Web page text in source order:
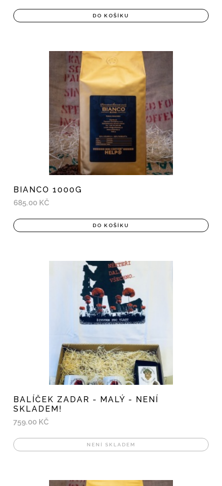
DO KOŠÍKU
BIANCO 1000G
685.00 KČ
DO KOŠÍKU
BALÍČEK ZADAR - MALÝ - NENÍ
SKLADEM!
759.00 KČ
NENÍ SKLADEM